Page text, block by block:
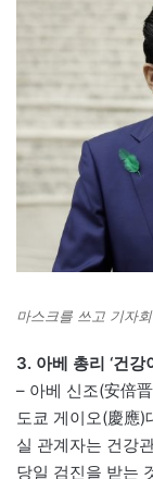
마스크를 쓰고 기자
3. 아베 총리 ‘건
– 아베 신조(安倍
도쿄 게이오(慶應)
실 관계자는 건강
당일 검진을 받는